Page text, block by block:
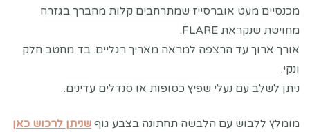
מכנסיים מעט אוברסייז שמתרחבים קלות מהברך בגזרה
מחויטת שנקראת FLARE.
אורך ארוך עד הרצפה למראה מאריך רגליים. בד מחטב חלק
ונקי.
ניתן לשלב עם נעלי שפיץ כסופות או סנדלים עדינים.
מומלץ ללבוש עם הלבשה תחתונה בצבע גוף שניתן לרכוש כאן